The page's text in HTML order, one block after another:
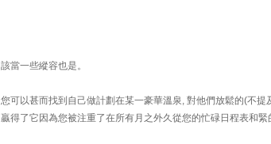
該當一些縱容也是。
您可以甚而找到自己做計劃在某一豪華溫泉, 對他們放鬆的(不
贏得了它因為您被注重了在所有月之外久從您的忙碌日程表和緊